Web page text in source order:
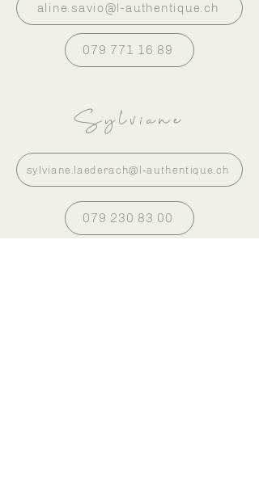
aline.savio@l-authentique.ch
079 771 16 89
Sylviane
sylviane.laederach@l-authentique.ch
079 230 83 00